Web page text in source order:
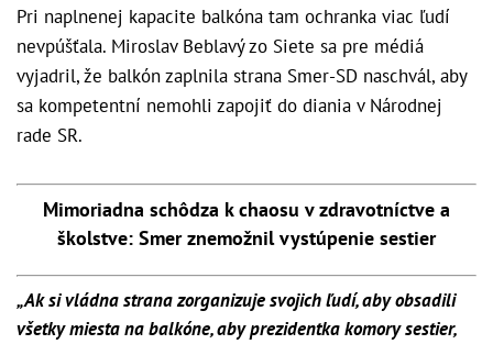
Pri naplnenej kapacite balkóna tam ochranka viac ľudí
nevpúšťala. Miroslav Beblavý zo Siete sa pre médiá
vyjadril, že balkón zaplnila strana Smer-SD naschvál, aby
sa kompetentní nemohli zapojiť do diania v Národnej
rade SR.
Mimoriadna schôdza k chaosu v zdravotníctve a
školstve: Smer znemožnil vystúpenie sestier
„Ak si vládna strana zorganizuje svojich ľudí, aby obsadili
všetky miesta na balkóne, aby prezidentka komory sestier,